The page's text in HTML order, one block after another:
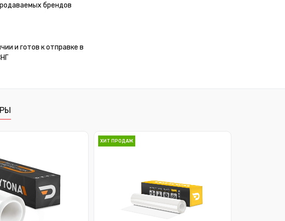
брендов
и готов к отправке в
ХИТ ПРОДАЖ